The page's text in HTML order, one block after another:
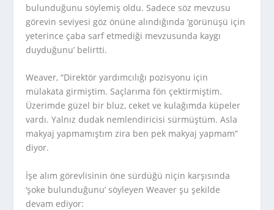
bulunduğunu söylemiş oldu. Sadece söz mevzusu
görevin seviyesi göz önüne alındığında ‘görünüşü için
yeterince çaba sarf etmediği mevzusunda kaygı
duyduğunu’ belirtti.
Weaver, “Direktör yardımcılığı pozisyonu için
mülakata girmiştim. Saçlarıma fön çektirmiştim.
Üzerimde güzel bir bluz, ceket ve kulağımda küpeler
vardı. Yalnız dudak nemlendiricisi sürmüştüm. Asla
makyaj yapmamıştım zira ben pek makyaj yapmam”
diyor.
İşe alım görevlisinin öne sürdüğü niçin karşısında
‘şoke bulunduğunu’ söyleyen Weaver şu şekilde
devam ediyor: